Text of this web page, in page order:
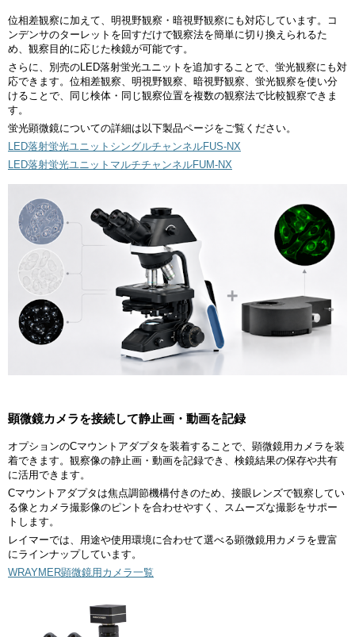
位相差観察に加えて、明視野観察・暗視野観察にも対応しています。コ
ンデンサのターレットを回すだけで観察法を簡単に切り換えられるた
め、観察目的に応じた検鏡が可能です。
さらに、別売のLED落射蛍光ユニットを追加することで、蛍光観察にも対
応できます。位相差観察、明視野観察、暗視野観察、蛍光観察を使い分
けることで、同じ検体・同じ観察位置を複数の観察法で比較観察できま
す。
蛍光顕微鏡についての詳細は以下製品ページをご覧ください。
LED落射蛍光ユニットシングルチャンネルFUS-NX
LED落射蛍光ユニットマルチチャンネルFUM-NX
顕微鏡カメラを接続して静止画・動画を記録
オプションのCマウントアダプタを装着することで、顕微鏡用カメラを装
着できます。観察像の静止画・動画を記録でき、検鏡結果の保存や共有
に活用できます。
Cマウントアダプタは焦点調節機構付きのため、接眼レンズで観察してい
る像とカメラ撮影像のピントを合わせやすく、スムーズな撮影をサポー
トします。
レイマーでは、用途や使用環境に合わせて選べる顕微鏡用カメラを豊富
にラインナップしています。
WRAYMER顕微鏡用カメラ一覧